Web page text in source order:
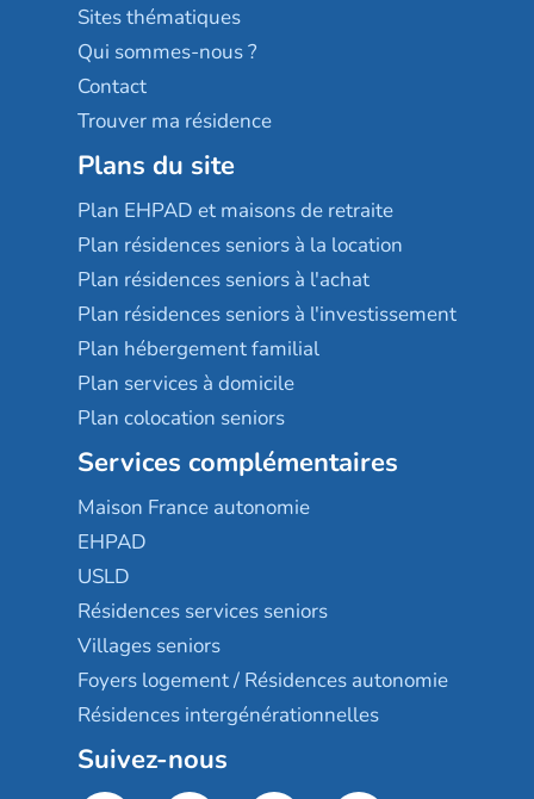
Résidences services Villa Médicis
Sites thématiques
Qui sommes-nous ?
Contact
Trouver ma résidence
Plans du site
Plan EHPAD et maisons de retraite
Plan résidences seniors à la location
Plan résidences seniors à l'achat
Plan résidences seniors à l'investissement
Plan hébergement familial
Plan services à domicile
Plan colocation seniors
Services complémentaires
Maison France autonomie
EHPAD
USLD
Résidences services seniors
Villages seniors
Foyers logement / Résidences autonomie
Résidences intergénérationnelles
Suivez-nous